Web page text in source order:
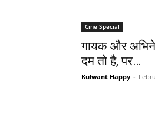
Cine Special
गायक और
दम तो है, पर…
Kulwant Happy -